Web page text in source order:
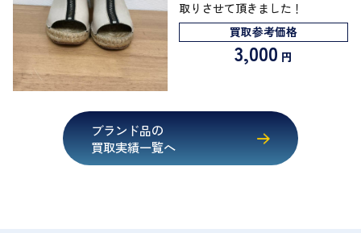
取りさせて頂きました！
買取参考価格
3,000 円
ブランド品の
買取実績一覧へ